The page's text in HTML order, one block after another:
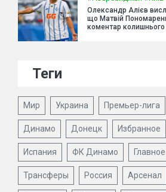
Олександр Алієв
що Матвій
коментар
Теги
Мир Украина Премьер-лига
Динамо Донецк Избранное
Испания ФК Динамо Главное
Трансферы Россия Арсенал